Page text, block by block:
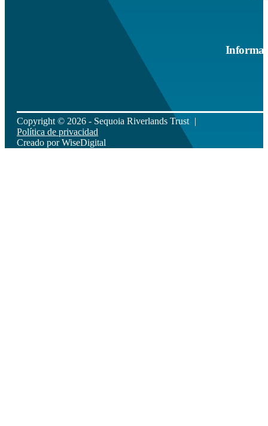
Copyright © 2026 - Sequoia Riverlands Trust
Política de privacidad
Creado porWiseDigital